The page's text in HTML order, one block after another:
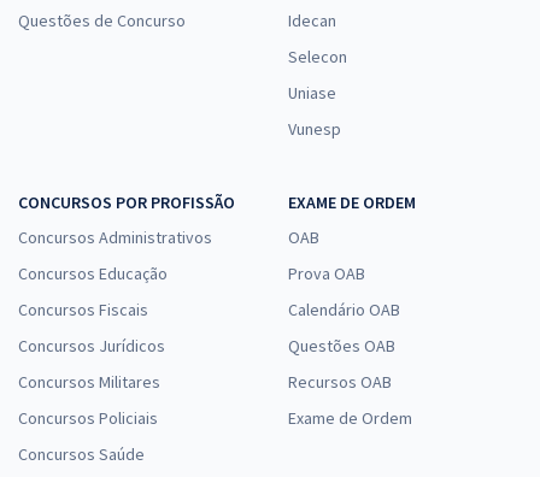
Questões de Concurso
Idecan
Selecon
Uniase
Vunesp
CONCURSOS POR PROFISSÃO
Concursos Administrativos
Concursos Educação
Concursos Fiscais
Concursos Jurídicos
Concursos Militares
Concursos Policiais
Concursos Saúde
EXAME DE ORDEM
OAB
Prova OAB
Calendário OAB
Questões OAB
Recursos OAB
Exame de Ordem